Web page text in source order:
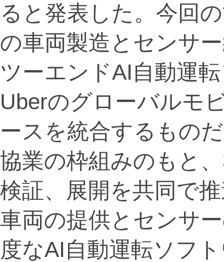
ると発表した。今回
の車両製造とセンサ
ツーエンドAI自動運
Uberのグローバルモ
ースを統合するもの
協業の枠組みのもと
検証、展開を共同で
車両の提供とセンサ
度なAI自動運転ソフ